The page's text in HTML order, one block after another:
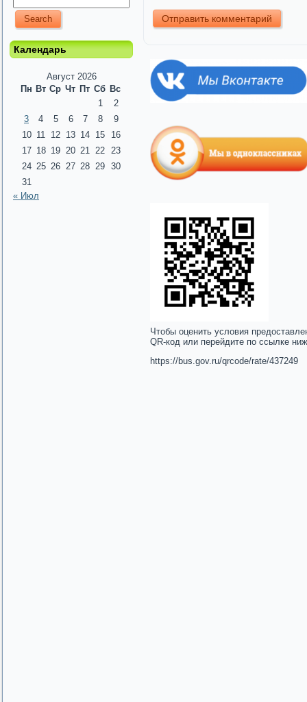
Календарь
Август 2026
Пн Вт Ср Чт Пт Сб Вс
1
2
3
4 5 6 7 8
9
10 11 12 13 14 15
16
17 18 19 20 21 22
23
24 25 26 27 28 29 30
31
« Июл
Чтобы оценить условия
QR-код или перейдите по ссылке
https://bus.gov.ru/qrcode/rate/437249